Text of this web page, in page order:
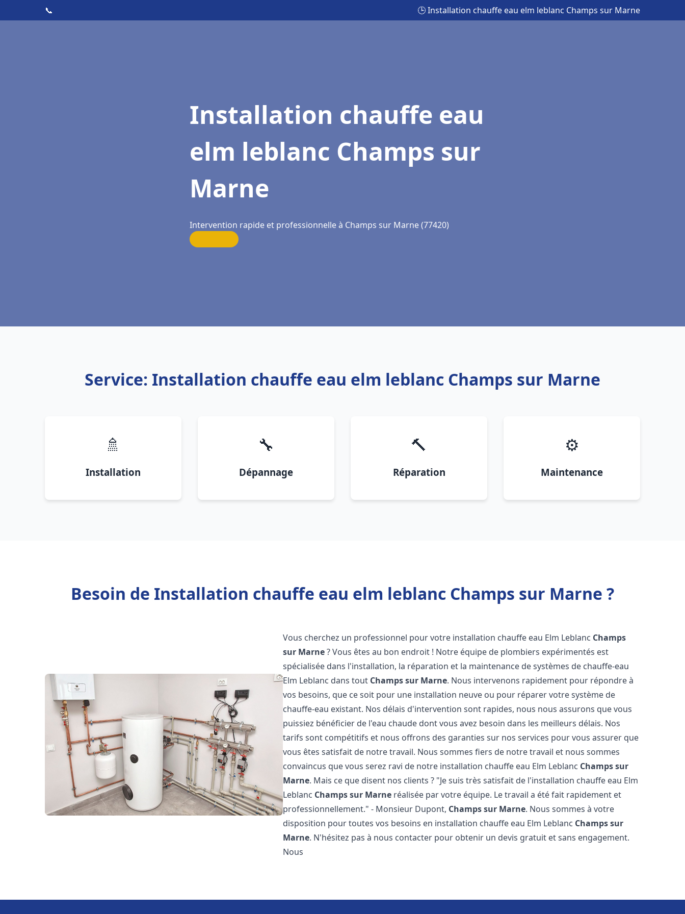
📞 🕒 Installation chauffe eau elm leblanc Champs sur Marne
Installation chauffe eau
elm leblanc Champs sur
Marne
Intervention rapide et professionnelle à Champs sur Marne (77420)
Service: Installation chauffe eau elm leblanc Champs sur Marne
🚿
Installation
🔧
Dépannage
🔨
Réparation
⚙️
Maintenance
Besoin de Installation chauffe eau elm leblanc Champs sur Marne ?
Vous cherchez un professionnel pour votre installation chauffe eau Elm Leblanc Champs
sur Marne? Vous êtes au bon endroit ! Notre équipe de plombiers expérimentés est
spécialisée dans l'installation, la réparation et la maintenance de systèmes de chauffe-eau
Elm Leblanc dans tout Champs sur Marne. Nous intervenons rapidement pour répondre à
vos besoins, que ce soit pour une installation neuve ou pour réparer votre système de
chauffe-eau existant. Nos délais d'intervention sont rapides, nous nous assurons que vous
puissiez bénéficier de l'eau chaude dont vous avez besoin dans les meilleurs délais. Nos
tarifs sont compétitifs et nous offrons des garanties sur nos services pour vous assurer que
vous êtes satisfait de notre travail. Nous sommes fiers de notre travail et nous sommes
convaincus que vous serez ravi de notre installation chauffe eau Elm Leblanc Champs sur
Marne. Mais ce que disent nos clients ? "Je suis très satisfait de l'installation chauffe eau Elm
Leblanc Champs sur Marne réalisée par votre équipe. Le travail a été fait rapidement et
professionnellement." - Monsieur Dupont, Champs sur Marne. Nous sommes à votre
disposition pour toutes vos besoins en installation chauffe eau Elm Leblanc Champs sur
Marne. N'hésitez pas à nous contacter pour obtenir un devis gratuit et sans engagement.
Nous